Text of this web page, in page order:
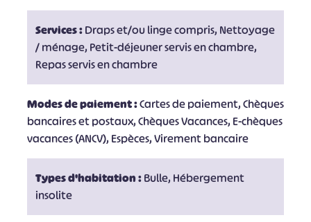
Services :Draps et/ou linge compris, Nettoyage
/ ménage, Petit-déjeuner servis en chambre,
Repas servis en chambre
Modes de paiement :Cartes de paiement, Chèques
bancaires et postaux, Chèques Vacances, E-chèques
vacances (ANCV), Espèces, Virement bancaire
Types d'habitation :Bulle, Hébergement
insolite